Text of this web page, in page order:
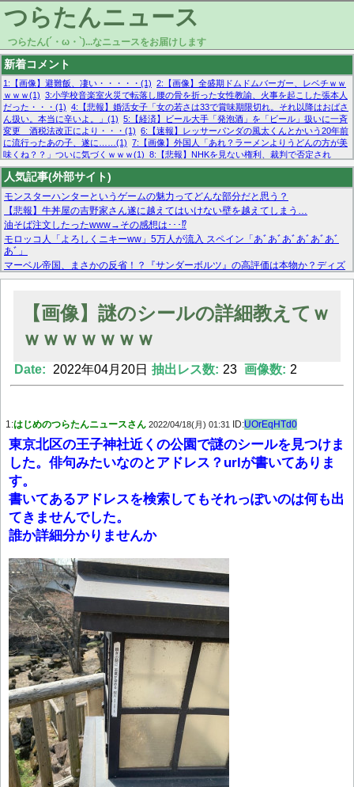
つらたんニュース
つらたん(´・ω・`)...なニュースをお届けします
新着コメント
1:【画像】避難飯、凄い・・・・・(1) 2:【画像】全盛期ドムドムバーガー、レベチｗｗ
ｗｗｗ(1) 3:小学校音楽室火災で転落し腰の骨を折った女性教諭、火事を起こした張本人
だった・・・(1) 4:【悲報】婚活女子「女の若さは33で賞味期限切れ。それ以降はおばさ
ん扱い。本当に辛いよ。」(1) 5:【経済】ビール大手「発泡酒」を「ビール」扱いに一斉
変更 酒税法改正により・・・(1) 6:【速報】レッサーパンダの風太くんとかいう20年前
に流行ったあの子、遂に……(1) 7:【画像】外国人「あれ？ラーメンよりうどんの方が美
味くね？？」ついに気づくｗｗｗ(1) 8:【悲報】NHKを見ない権利、裁判で否定され
る・・・(1) 9:欧州委員長「原発縮小は間違いでした」(1) 10:【悲報】日本企業の人手不
足、限界突破 52%「正社員も足りてません…」(1)
人気記事(外部サイト)
モンスターハンターというゲームの魅力ってどんな部分だと思う？
【悲報】牛丼屋の吉野家さん遂に越えてはいけない壁を越えてしまう…
油そば注文したったwww→その感想は･･･⁉
モロッコ人「よろしくニキーww」5万人が流入 スペイン「あﾞあﾞあﾞあﾞあﾞあﾞ
あﾞ」
マーベル帝国、まさかの反省！？『サンダーボルツ』の高評価は本物か？ディズ
ニーCEOの「量より質」宣言の裏で渦巻くファンの本音とMCUの未来を徹底考
【モー娘。石田亜佑美】ファーストテイク出演も新規獲得ならず？北川莉央が1
【画像】謎のシールの詳細教えてｗ
ｗｗｗｗｗｗｗ
Date: 2022年04月20日 抽出レス数: 23 画像数: 2
1:はじめのつらたんニュースさん 2022/04/18(月) 01:31 ID:UOrEqHTd0
東京北区の王子神社近くの公園で謎のシールを見つけま
した。俳句みたいなのとアドレス？urlが書いてありま
す。
書いてあるアドレスを検索してもそれっぽいのは何も出
てきませんでした。
誰か詳細分かりませんか